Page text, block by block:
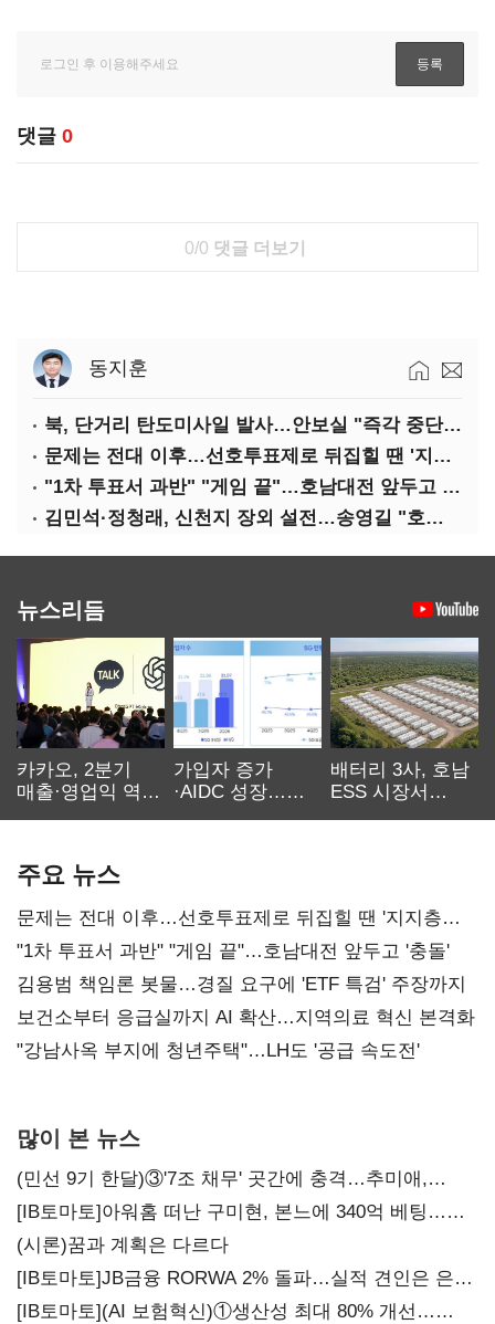
댓글 0
0/0 댓글 더보기
동지훈
북, 단거리 탄도미사일 발사…안보실 "즉각 중단 촉구"
문제는 전대 이후…선호투표제로 뒤집힐 땐 '지지층 불복'
"1차 투표서 과반" "게임 끝"…호남대전 앞두고 '충돌'
김민석·정청래, 신천지 장외 설전…송영길 "호남 계몽 규탄"
뉴스리듬
카카오, 2분기
매출·영업익 역대
가입자 증가
·AIDC 성장…
배터리 3사, 호남
ESS 시장서
주요 뉴스
문제는 전대 이후…선호투표제로 뒤집힐 땐 '지지층
불복'
"1차 투표서 과반" "게임 끝"…호남대전 앞두고 '충돌'
김용범 책임론 봇물…경질 요구에 'ETF 특검' 주장까지
보건소부터 응급실까지 AI 확산…지역의료 혁신 본격화
"강남사옥 부지에 청년주택"…LH도 '공급 속도전'
많이 본 뉴스
(민선 9기 한달)③'7조 채무' 곳간에 충격…추미애,
20년만에 '비상재정' 선언 승부수
[IB토마토]아워홈 떠난 구미현, 본느에 340억 베팅…
가족 지배체제 구축
(시론)꿈과 계획은 다르다
[IB토마토]JB금융 RORWA 2% 돌파…실적 견인은 은행
아닌 캐피탈
[IB토마토](AI 보험혁신)①생산성 최대 80% 개선…